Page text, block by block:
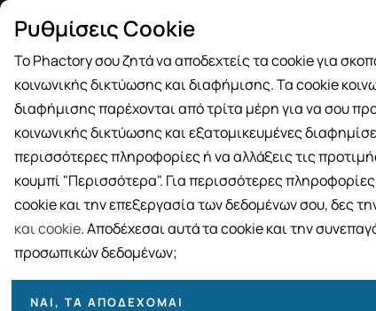
των 49€
BRANDS ΓΥΝΑΙΚΑ ΑΝΔΡΑΣ ΜΗΤΕΡΑ
Ταξινόμηση Προβολή
Ρυθμίσεις Cookie
Το Phactory σου ζητά να αποδεχτείς τα cookie για
κοινωνικής δικτύωσης και διαφήμισης. Τα cookie
διαφήμισης παρέχονται από τρίτα μέρη για να σου
κοινωνικής δικτύωσης και εξατομικευμένες
περισσότερες πληροφορίες ή να αλλάξεις τις
κουμπί "Περισσότερα". Για περισσότερες
cookie και την επεξεργασία των δεδομένων σου, δες
και cookie. Αποδέχεσαι αυτά τα cookie και την
προσωπικών δεδομένων;
ΝΑΙ, ΤΑ ΑΠΟΔΈΧΟΜΑΙ